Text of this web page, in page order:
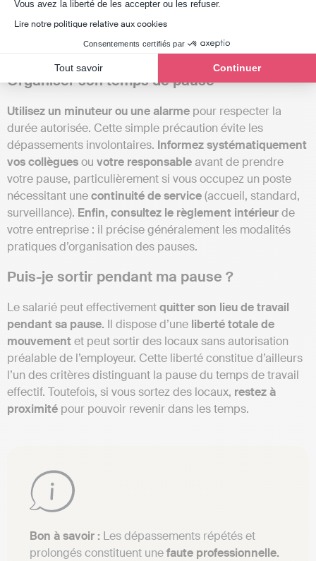
Vous avez la liberté de les accepter ou les refuser.
Lire notre politique relative aux cookies
Consentements certifiés par
Tout savoir Continuer
Conseils pratiques pour ne pas
dépasser le temps autorisé
Organiser son temps de pause
Utilisez un minuteur ou une alarme pour respecter la
durée autorisée. Cette simple précaution évite les
dépassements involontaires. Informez systématiquement
vos collèguesou votre responsableavant de prendre
votre pause, particulièrement si vous occupez un poste
nécessitant unecontinuité de service(accueil, standard,
surveillance). Enfin, consultez le règlement intérieurde
votre entreprise : il précise généralement les modalités
pratiques d’organisation des pauses.
Puis-je sortir pendant ma pause ?
Le salarié peut effectivementquitter son lieu de travail
pendant sa pause. Il dispose d’une liberté totale de
mouvementet peut sortir des locaux sans autorisation
préalable de l’employeur. Cette liberté constitue d’ailleurs
l’un des critères distinguant la pause du temps de travail
effectif. Toutefois, si vous sortez des locaux, restez à
proximité pour pouvoir revenir dans les temps.
Bon à savoir : Les dépassements répétés et
prolongés constituent unefaute professionnelle.